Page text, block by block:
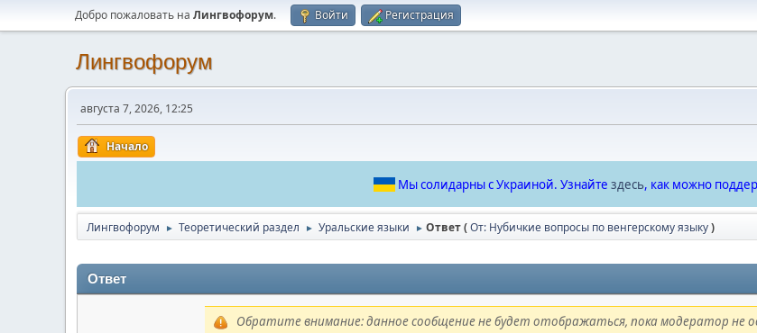
Добро пожаловать на Лингвофорум. Войти Регистрация
Лингвофорум
августа 7, 2026, 12:25
Начало
Мы солидарны с Украиной. Узнайте здесь, как можно
Лингвофорум ► Теоретический раздел ► Уральские языки ► Ответ (От: Нубичкие вопросы по венгерскому языку)
Ответ
Обратите внимание: данное сообщение не будет отображаться, пока модератор не